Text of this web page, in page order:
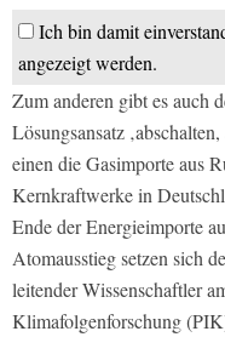
Ich bin damit
angezeigt werden.
Zum anderen gibt es auch
Lösungsansatz
einen die Gasimporte aus
Kernkraftwerke in
Ende der Energieimporte
Atomausstieg setzen sich
leitender Wissenschaftler
Klimafolgenforschung